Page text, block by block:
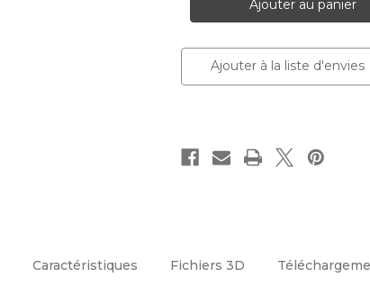
de
losange
centre
W13
:
de
losange
au
centre
Ajouter à la liste d'envies
Caractéristiques Fichiers 3D